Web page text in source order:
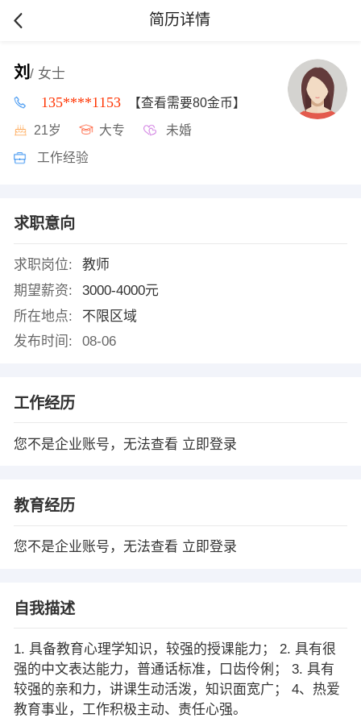
简历详情
刘 / 女士
135****1153 【查看需要80金币】
21岁 大专 未婚
工作经验
求职意向
求职岗位:
教师
期望薪资:
3000-4000元
所在地点:
不限区域
发布时间:
08-06
工作经历
您不是企业账号，无法查看 立即登录
教育经历
您不是企业账号，无法查看 立即登录
自我描述
1. 具备教育心理学知识，较强的授课能力； 2. 具有很
强的中文表达能力，普通话标准，口齿伶俐； 3. 具有
较强的亲和力，讲课生动活泼，知识面宽广； 4、热爱
教育事业，工作积极主动、责任心强。